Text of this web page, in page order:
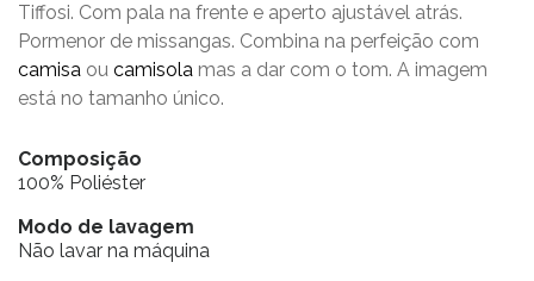
Tiffosi. Com pala na frente e aperto ajustável atrás.
Pormenor de missangas. Combina na perfeição com
camisa ou camisola mas a dar com o tom. A imagem
está no tamanho único.
Composição
100% Poliéster
Modo de lavagem
Não lavar na máquina